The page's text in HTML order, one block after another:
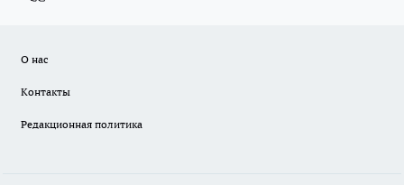
О нас
Контакты
Редакционная политика